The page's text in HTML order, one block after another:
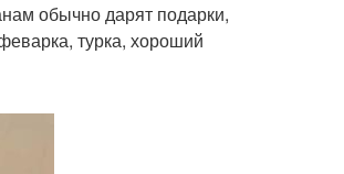
обычно дарят подарки,
турка, хороший